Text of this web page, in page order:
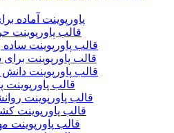
پاورپوینت آماده
قالب پاورپوینت
قالب پاورپوینت
قالب پاورپوینت برای
قالب پاورپوینت
قالب
قالب پاورپوینت
قالب پاورپوینت
قالب پاورپوینت